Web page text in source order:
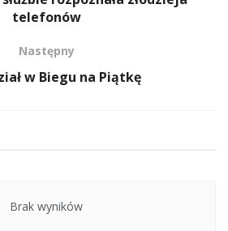
telefonów
Następny
w Biegu na Piątkę
Brak wyników